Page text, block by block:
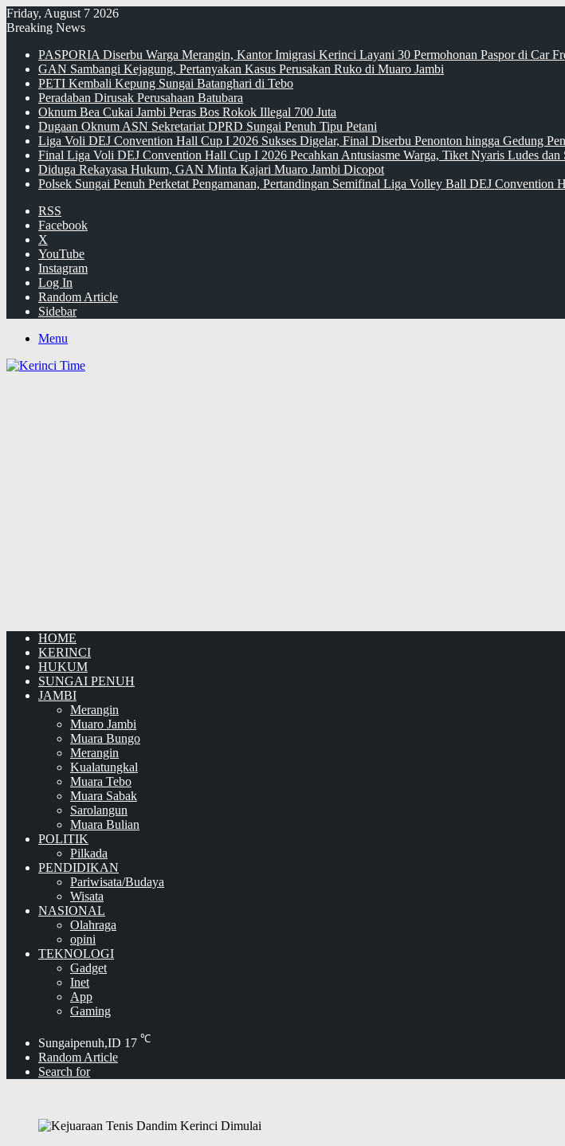
Friday, August 7 2026
Breaking News
PASPORIA Diserbu Warga Merangin, Kantor Imigrasi Kerinci Layani 30 Permohonan Paspor di Car
GAN Sambangi Kejagung, Pertanyakan Kasus Perusakan Ruko di Muaro Jambi
PETI Kembali Kepung Sungai Batanghari di Tebo
Peradaban Dirusak Perusahaan Batubara
Oknum Bea Cukai Jambi Peras Bos Rokok Illegal 700 Juta
Dugaan Oknum ASN Sekretariat DPRD Sungai Penuh Tipu Petani
Liga Voli DEJ Convention Hall Cup I 2026 Sukses Digelar, Final Diserbu Penonton hingga Gedung
Final Liga Voli DEJ Convention Hall Cup I 2026 Pecahkan Antusiasme Warga, Tiket Nyaris Ludes dan
Diduga Rekayasa Hukum, GAN Minta Kajari Muaro Jambi Dicopot
Polsek Sungai Penuh Perketat Pengamanan, Pertandingan Semifinal Liga Volley Ball DEJ Convention
RSS
Facebook
X
YouTube
Instagram
Log In
Random Article
Sidebar
Menu
HOME
KERINCI
HUKUM
SUNGAI PENUH
JAMBI
Merangin
Muaro Jambi
Muara Bungo
Merangin
Kualatungkal
Muara Tebo
Muara Sabak
Sarolangun
Muara Bulian
POLITIK
Pilkada
PENDIDIKAN
Pariwisata/Budaya
Wisata
NASIONAL
Olahraga
opini
TEKNOLOGI
Gadget
Inet
App
Gaming
Sungaipenuh,ID 17 ℃
Random Article
Search for